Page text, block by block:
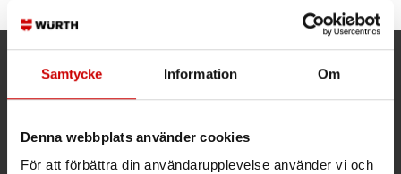
Samtycke Information Om
Denna webbplats använder cookies
För att förbättra din användarupplevelse använder vi och
Kund- och orderfrågor
Maila kundsupport@wuerth.se